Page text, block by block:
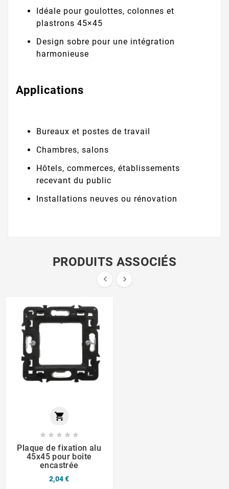
Idéale pour goulottes, colonnes et
plastrons 45×45
Design sobre pour une intégration
harmonieuse
Applications
Bureaux et postes de travail
Chambres, salons
Hôtels, commerces, établissements
recevant du public
Installations neuves ou rénovation
PRODUITS ASSOCIÉS
 

    
Plaque de fixation alu
45x45 pour boite
encastrée
2,04 €